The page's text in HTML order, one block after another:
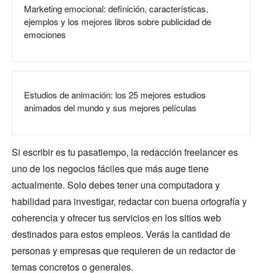
Marketing emocional: definición, características,
ejemplos y los mejores libros sobre publicidad de
emociones
Estudios de animación: los 25 mejores estudios
animados del mundo y sus mejores películas
Si escribir es tu pasatiempo, la redacción freelancer es
uno de los negocios fáciles que más auge tiene
actualmente. Solo debes tener una computadora y
habilidad para investigar, redactar con buena ortografía y
coherencia y ofrecer tus servicios en los sitios web
destinados para estos empleos. Verás la cantidad de
personas y empresas que requieren de un redactor de
temas concretos o generales.